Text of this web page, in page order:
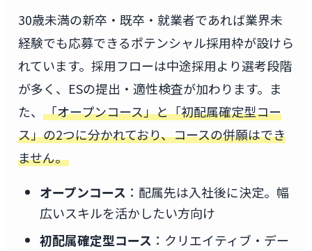
30歳未満の新卒・既卒・就業者であれば業界未
経験でも応募できるポテンシャル採用枠が設けら
れています。採用フローは中途採用より選考段階
が多く、ESの提出・適性検査が加わります。ま
た、 「オープンコース」と「初配属確定型コー
ス」の2つに分かれており、コースの併願はでき
ません。
オープンコース ：配属先は入社後に決定。幅
広いスキルを活かしたい方向け
初配属確定型コース ：クリエイティブ・デー